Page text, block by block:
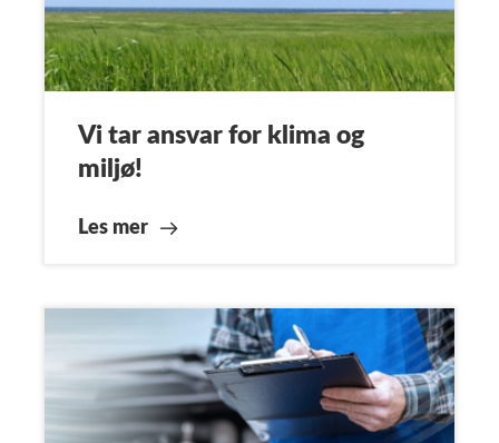
Vi tar ansvar for klima og
miljø!
Les mer